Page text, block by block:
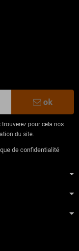
ok
pour cela nos
du site.
de confidentialité